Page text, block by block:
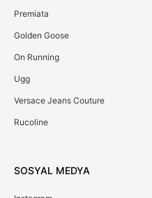
Premiata
Golden Goose
On Running
Ugg
Versace Jeans Couture
Rucoline
SOSYAL MEDYA